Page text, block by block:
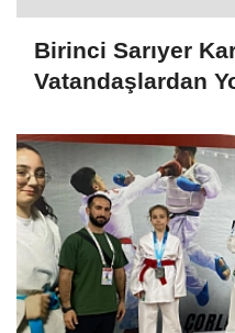
# Sarıyer Belediye Başkanı
# Hüseyin Coşkun # Sergül
# Nizamettin Günel # CHP
# Mehmet Kubat # Meltem